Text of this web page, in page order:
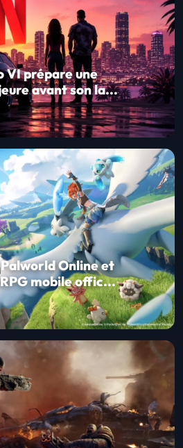
VI prépare une
avant son la...
Online et
mobile offic...